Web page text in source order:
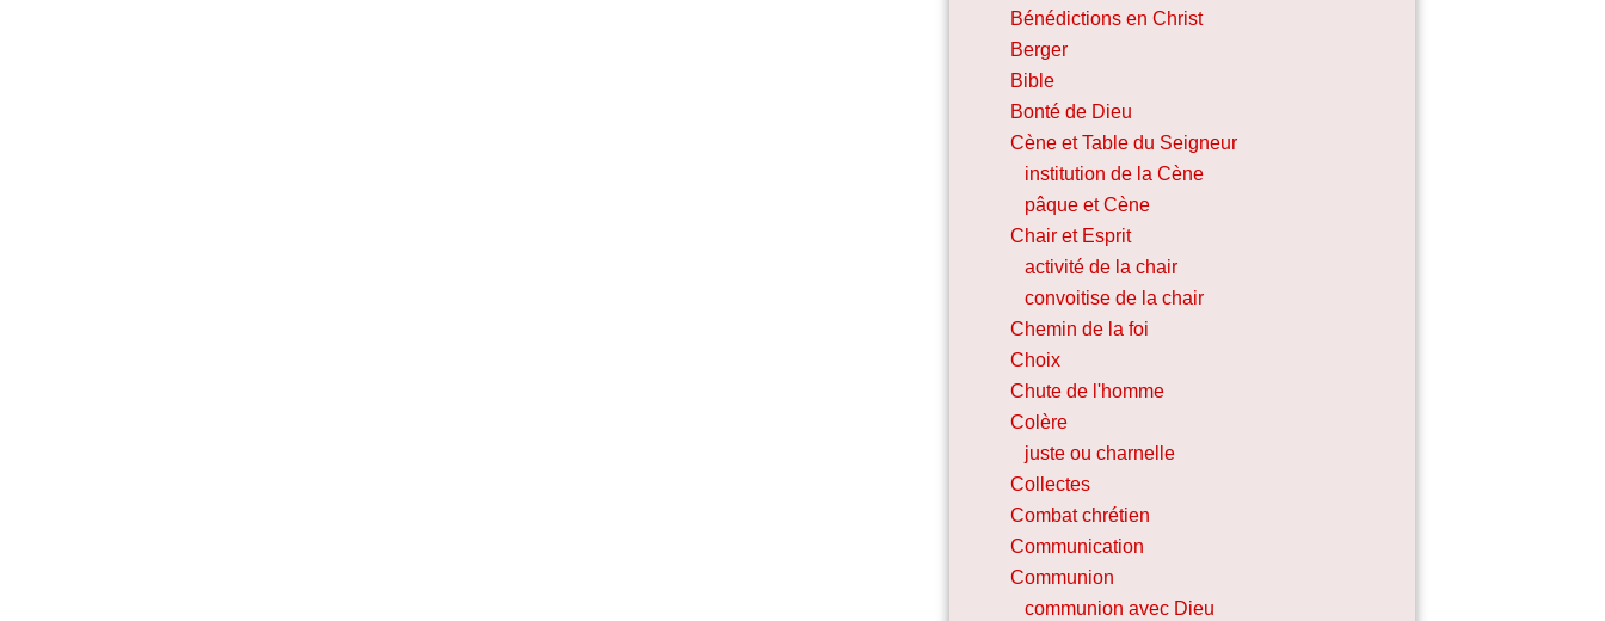
Bénédictions en Christ
Berger
Bible
Bonté de Dieu
Cène et Table du Seigneur
institution de la Cène
pâque et Cène
Chair et Esprit
activité de la chair
convoitise de la chair
Chemin de la foi
Choix
Chute de l'homme
Colère
juste ou charnelle
Collectes
Combat chrétien
Communication
Communion
communion avec Dieu